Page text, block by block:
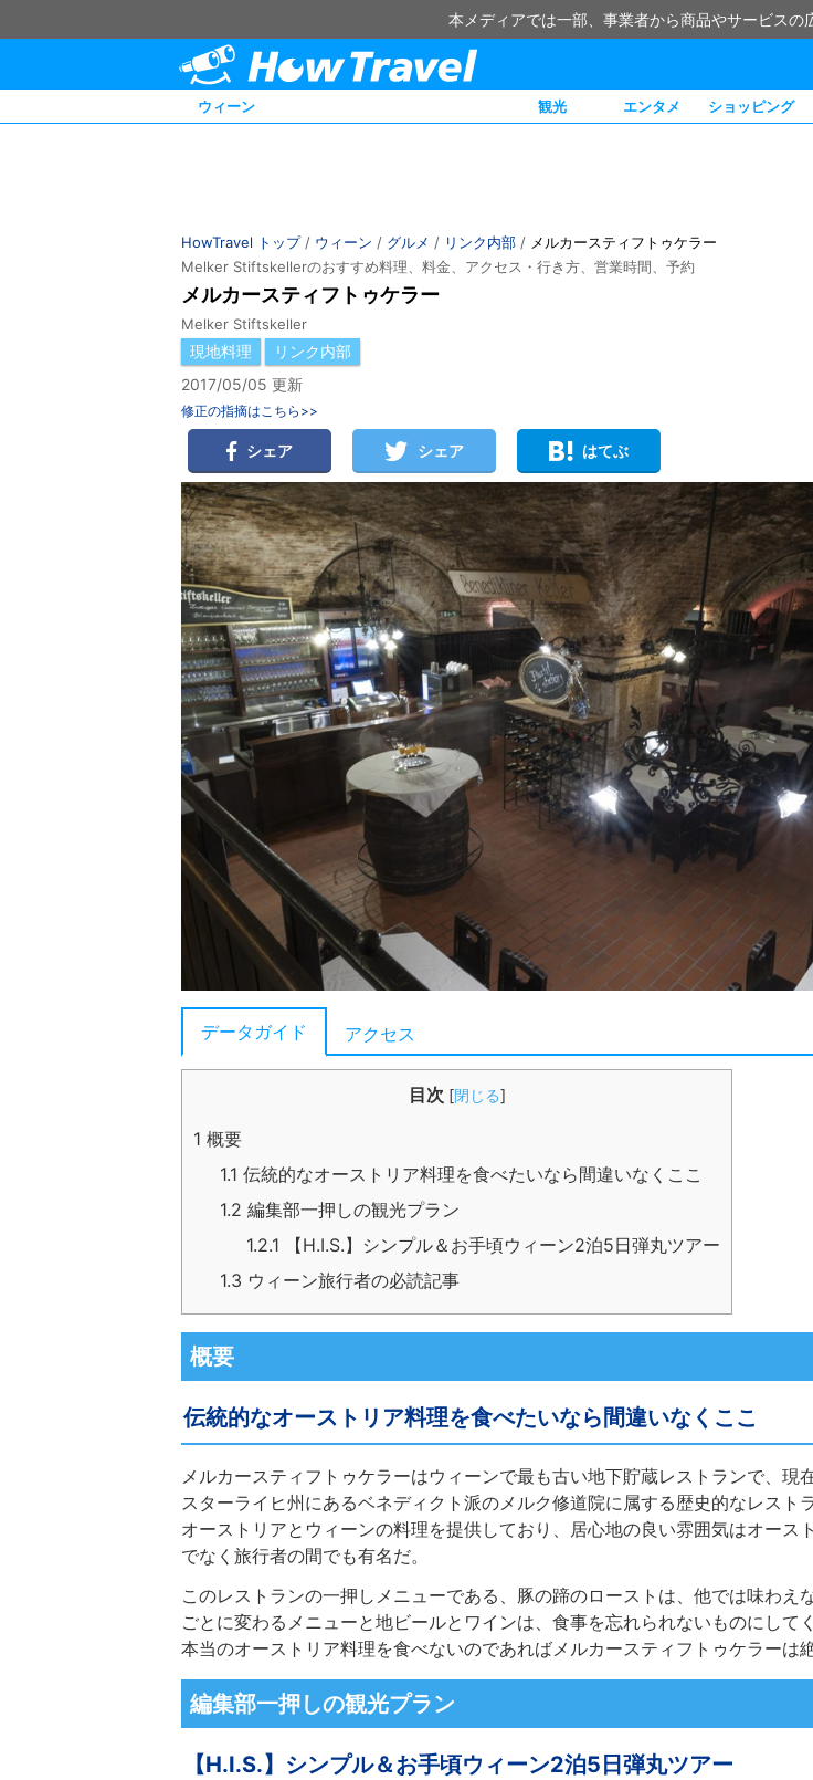
本メディアでは一部、事業者から商品やサービスの
ウィーン 観光 エンタメ ショッピング
HowTravel トップ/ ウィーン / グルメ / リンク内部 / メルカースティフトゥケラー
Melker Stiftskellerのおすすめ料理、料金、アクセス・行き方、営業時間、予約
メルカースティフトゥケラー
Melker Stiftskeller
現地料理
リンク内部
2017/05/05 更新
修正の指摘はこちら>>
シェア シェア はてぶ
データガイド アクセス
目次 [閉じる]
1 概要
1.1 伝統的なオーストリア料理を食べたいなら間違いなくここ
1.2 編集部一押しの観光プラン
1.2.1 【H.I.S.】シンプル＆お手頃ウィーン2泊5日弾丸ツアー
1.3 ウィーン旅行者の必読記事
概要
伝統的なオーストリア料理を食べたいなら間違いなくここ
メルカースティフトゥケラーはウィーンで最も古い地下貯蔵レストランで、現
スターライヒ州にあるベネディクト派のメルク修道院に属する歴史的なレスト
オーストリアとウィーンの料理を提供しており、居心地の良い雰囲気はオース
でなく旅行者の間でも有名だ。
このレストランの一押しメニューである、豚の蹄のローストは、他では味わえ
ごとに変わるメニューと地ビールとワインは、食事を忘れられないものにして
本当のオーストリア料理を食べないのであればメルカースティフトゥケラーは
編集部一押しの観光プラン
【H.I.S.】シンプル＆お手頃ウィーン2泊5日弾丸ツアー